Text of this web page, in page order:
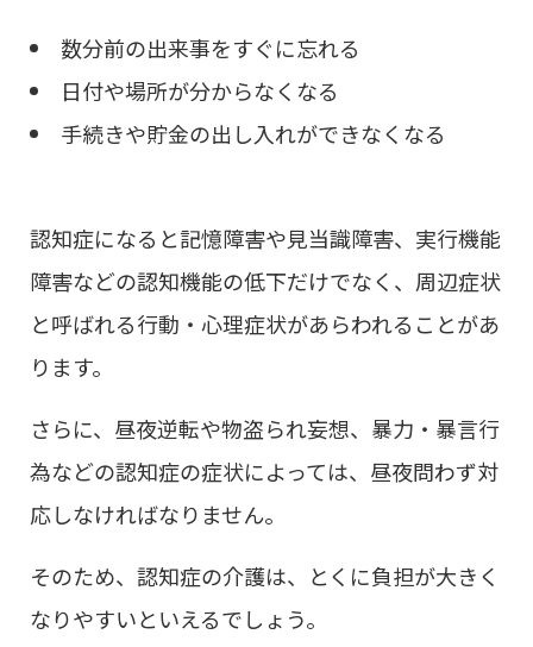
数分前の出来事をすぐに忘れる
日付や場所が分からなくなる
手続きや貯金の出し入れができなくなる
認知症になると記憶障害や見当識障害、実行機能
障害などの認知機能の低下だけでなく、周辺症状
と呼ばれる行動・心理症状があらわれることがあ
ります。
さらに、昼夜逆転や物盗られ妄想、暴力・暴言行
為などの認知症の症状によっては、昼夜問わず対
応しなければなりません。
そのため、認知症の介護は、とくに負担が大きく
なりやすいといえるでしょう。